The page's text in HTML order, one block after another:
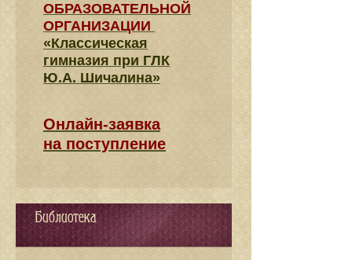
ОБРАЗОВАТЕЛЬНОЙ
ОРГАНИЗАЦИИ
«Классическая
гимназия при ГЛК
Ю.А. Шичалина»
Онлайн-заявка
на поступление
Библиотека